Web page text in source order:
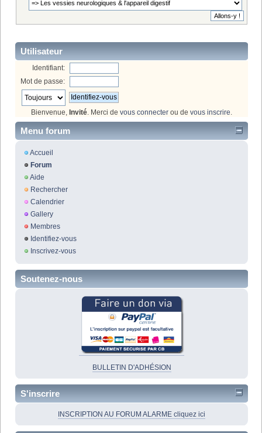
Utilisateur
Identifiant:
Mot de passe:
Bienvenue, Invité . Merci de vous connecter ou de vous inscrire
Menu forum
Accueil
Forum
Aide
Rechercher
Calendrier
Gallery
Membres
Identifiez-vous
Inscrivez-vous
Soutenez-nous
BULLETIN D'ADHÉSION
S'inscrire
INSCRIPTION AU FORUM ALARME cliquez ici